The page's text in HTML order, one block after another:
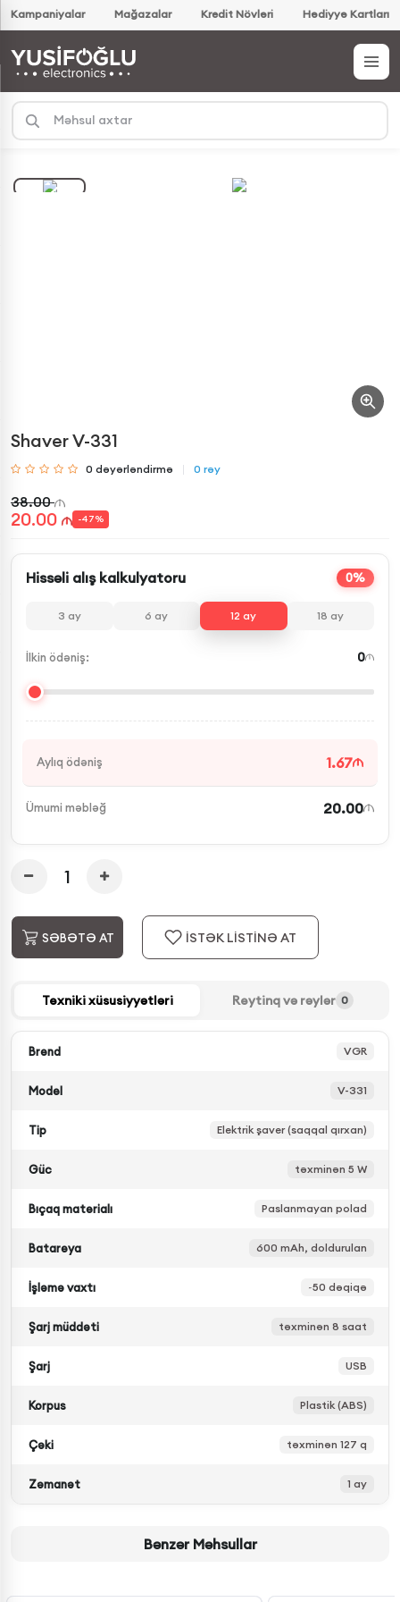
Kampaniyalar Mağazalar Kredit Növləri Hədiyyə Kartları
Shaver V-331
0 dəyərləndirmə 0 rəy
38.00
20.00 -47%
Hissəli alış kalkulyatoru 0%
3 ay 6 ay 12 ay 18 ay
İlkin ödəniş: 0
Aylıq ödəniş 1.67
Ümumi məbləğ 20.00
SƏBƏTƏ AT İSTƏK LİSTİNƏ AT
Texniki xüsusiyyətləri Reytinq və rəylər 0
Brend VGR
Model V-331
Tip Elektrik şaver (saqqal qırxan)
Güc təxminən 5 W
Bıçaq materialı Paslanmayan polad
Batareya 600 mAh, doldurulan
İşləmə vaxtı ~50 dəqiqə
Şarj müddəti təxminən 8 saat
Şarj USB
Korpus Plastik (ABS)
Çəki təxminən 127 q
Zəmanət 1 ay
Bənzər Məhsullar